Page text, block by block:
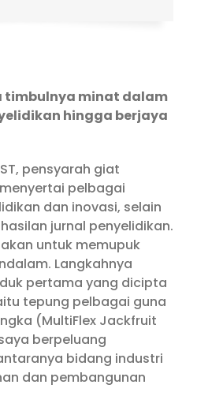
timbulnya minat dalam
hingga berjaya
pensyarah giat
pelbagai
dan inovasi, selain
jurnal penyelidikan.
untuk memupuk
Langkahnya
pertama yang dicipta
tepung pelbagai guna
(MultiFlex Jackfruit
berpeluang
bidang industri
dan pembangunan